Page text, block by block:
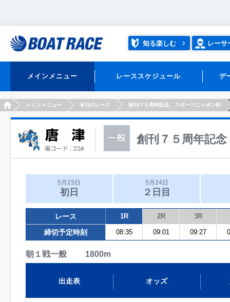
知る楽しむ レーサ
メインメニュー レーススケジュール デ
HOMEメインメニュー 本日のレース 創刊７５周年記念 スポーツニッポン杯
創刊７５周年記
5月23日
初日
5月24日
２日目
レース 1R 2R 3R
締切予定時刻 08:35 09:01 09:27
朝１戦一般 1800m
出走表 オッズ